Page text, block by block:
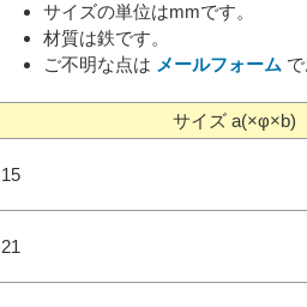
サイズの単位はmmです。
材質は鉄です。
ご不明な点は メールフォーム
サイズ a(×φ×b)
15
21